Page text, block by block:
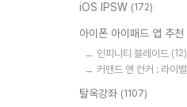
iOS IPSW (172)
아이폰 아이패드 앱 추천
인피니티 블레이드 (12)
커맨드 앤 컨커 : 라이벌
탈옥강좌 (1107)